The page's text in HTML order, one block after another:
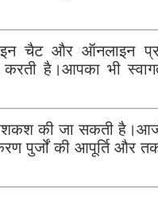
चैट और ऑनलाइन
है।आपका भी
पेशकश की जा सकती
पुर्जों की आपूर्ति और